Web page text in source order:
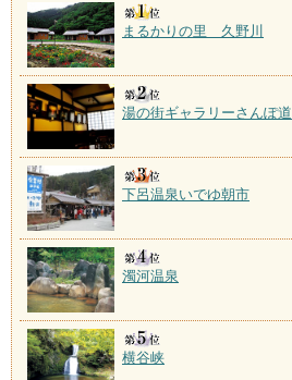
まるかりの里 久野川
湯の街ギャラリーさんぽ道
下呂温泉いでゆ朝市
濁河温泉
横谷峡